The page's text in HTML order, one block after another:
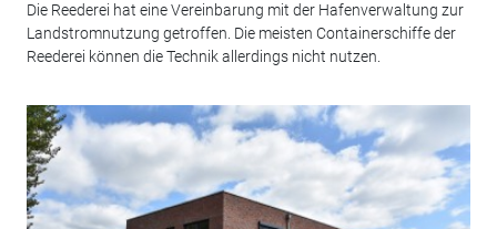
Die Reederei hat eine Vereinbarung mit der Hafenverwaltung zur
Landstromnutzung getroffen. Die meisten Containerschiffe der
Reederei können die Technik allerdings nicht nutzen.